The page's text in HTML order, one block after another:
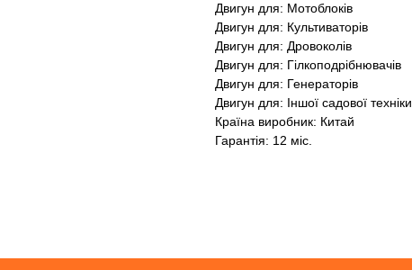
Двигун для: Мотоблоків
Двигун для: Культиваторів
Двигун для: Дровоколів
Двигун для: Гілкоподрібнювачів
Двигун для: Генераторів
Двигун для: Іншої садової техніки
Країна виробник: Китай
Гарантія: 12 міс.